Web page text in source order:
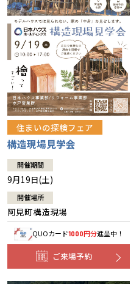
住まいの探検フェア
構造現場見学会
開催期間
9月19日(土)
開催場所
阿見町構造現場
QUOカード1000円分進呈中！
ご来場予約